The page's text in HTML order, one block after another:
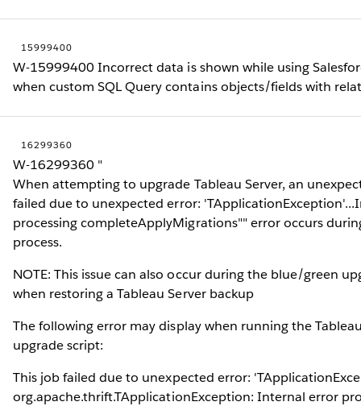
15999400
W-15999400 Incorrect data is shown while using
when custom SQL Query contains objects/fields with
16299360
W-16299360 "
When attempting to upgrade Tableau Server, an
failed due to unexpected error:
processing completeApplyMigrations"" error occurs
process.
NOTE: This issue can also occur during the blue/green
when restoring a Tableau Server backup
The following error may display when running the
upgrade script:
This job failed due to unexpected error:
org.apache.thrift.TApplicationException: Internal error